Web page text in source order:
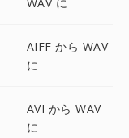
AIFF から WAV
に
AVI から WAV
に